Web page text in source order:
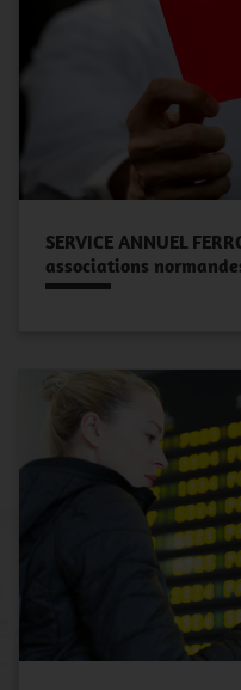
SERVICE ANNUEL
associations